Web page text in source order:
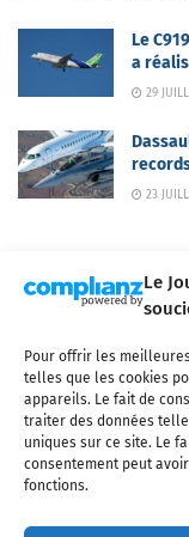
Le
Pour offrir les
telles que les cookies
appareils. Le fait de
traiter des données
uniques sur ce site. Le
consentement peut
fonctions.
Le
a
29
23
Qui sommes-
Mentions légales
CGV